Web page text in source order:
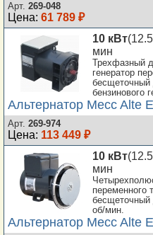
Арт. 269-048
Цена: 61 789 ₽
10 кВт
мин
Трехфазный
генератор
бесщеточный
бензинового
Альтернатор Mecc Alte
Арт. 269-974
Цена: 113 449 ₽
10 кВт
мин
переменного
бесщеточный
об/мин.
Альтернатор Mecc Alte